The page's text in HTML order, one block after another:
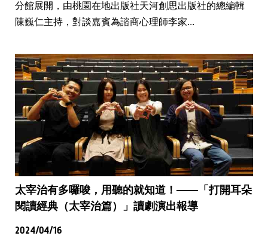
分館展開，由桃園在地出版社天河創思出版社的總編輯
陳巍仁主持，對談嘉賓為諮商心理師李家...
太宰治有多囉唆，用聽的就知道！——「打開耳朵
閱讀經典（太宰治篇）」讀劇演出報導
2024/04/16